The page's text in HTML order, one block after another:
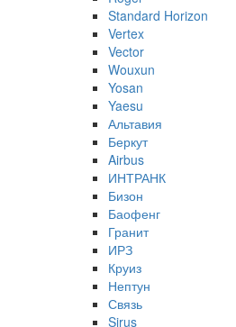
Standard Horizon
Vertex
Vector
Wouxun
Yosan
Yaesu
Альтавия
Беркут
Airbus
ИНТРАНК
Бизон
Баофенг
Гранит
ИРЗ
Круиз
Нептун
Связь
Sirus